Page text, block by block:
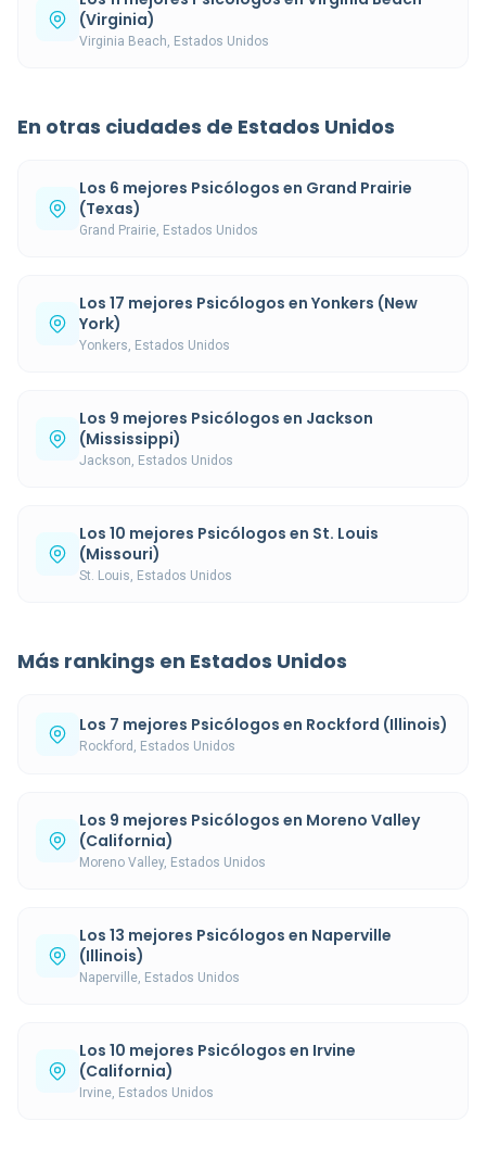
(Virginia)
Virginia Beach, Estados Unidos
En otras ciudades de Estados Unidos
Los 6 mejores Psicólogos en Grand Prairie
(Texas)
Grand Prairie, Estados Unidos
Los 17 mejores Psicólogos en Yonkers (New
York)
Yonkers, Estados Unidos
Los 9 mejores Psicólogos en Jackson
(Mississippi)
Jackson, Estados Unidos
Los 10 mejores Psicólogos en St. Louis
(Missouri)
St. Louis, Estados Unidos
Más rankings en Estados Unidos
Los 7 mejores Psicólogos en Rockford (Illinois)
Rockford, Estados Unidos
Los 9 mejores Psicólogos en Moreno Valley
(California)
Moreno Valley, Estados Unidos
Los 13 mejores Psicólogos en Naperville
(Illinois)
Naperville, Estados Unidos
Los 10 mejores Psicólogos en Irvine
(California)
Irvine, Estados Unidos